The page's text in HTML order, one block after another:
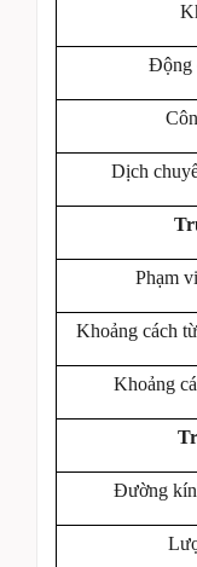
Động
Dịch
Phạm
Khoảng cách
Khoảng
Đường